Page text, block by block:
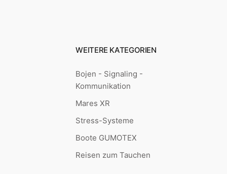
WEITERE KATEGORIEN
Bojen - Signaling -
Kommunikation
Mares XR
Stress-Systeme
Boote GUMOTEX
Reisen zum Tauchen